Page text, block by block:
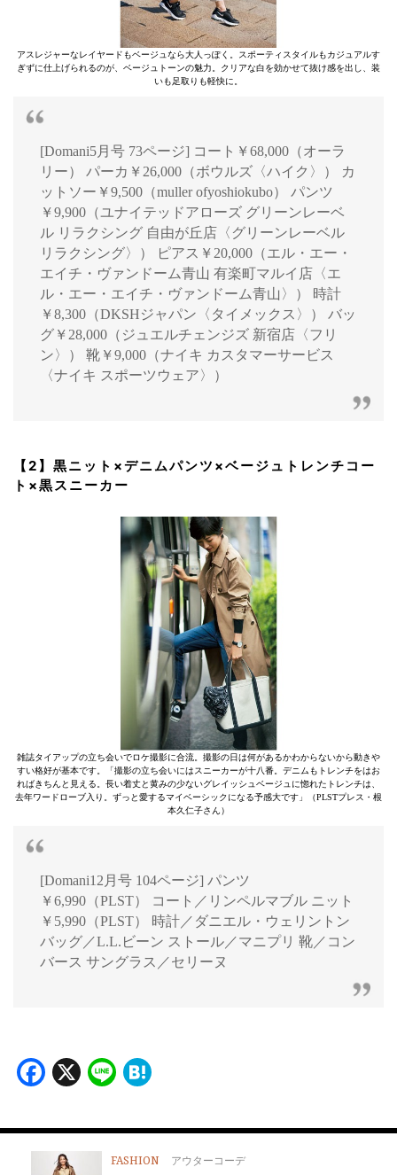
アスレジャーなレイヤードもベージュなら大人っぽく。スポーティスタイルもカジュアルす
ぎずに仕上げられるのが、ベージュトーンの魅力。クリアな白を効かせて抜け感を出し、装
いも足取りも軽快に。
[Domani5月号 73ページ] コート￥68,000（オーラ
リー） パーカ￥26,000（ボウルズ〈ハイク〉） カ
ットソー￥9,500（muller ofyoshiokubo） パンツ
￥9,900（ユナイテッドアローズ グリーンレーベ
ル リラクシング 自由が丘店〈グリーンレーベル
リラクシング〉） ピアス￥20,000（エル・エー・
エイチ・ヴァンドーム青山 有楽町マルイ店〈エ
ル・エー・エイチ・ヴァンドーム青山〉） 時計
￥8,300（DKSHジャパン〈タイメックス〉） バッ
グ￥28,000（ジュエルチェンジズ 新宿店〈フリ
ン〉） 靴￥9,000（ナイキ カスタマーサービス
〈ナイキ スポーツウェア〉）
【2】黒ニット×デニムパンツ×ベージュトレンチコー
ト×黒スニーカー
雑誌タイアップの立ち会いでロケ撮影に合流。撮影の日は何があるかわからないから動きや
すい格好が基本です。「撮影の立ち会いにはスニーカーが十八番。デニムもトレンチをはお
ればきちんと見える。長い着丈と黄みの少ないグレイッシュベージュに惚れたトレンチは、
去年ワードローブ入り。ずっと愛するマイベーシックになる予感大です」（PLSTプレス・根
本久仁子さん）
[Domani12月号 104ページ] パンツ
￥6,990（PLST） コート／リンペルマブル ニット
￥5,990（PLST） 時計／ダニエル・ウェリントン
バッグ／L.L.ビーン ストール／マニプリ 靴／コン
バース サングラス／セリーヌ
Facebook
X Line
FASHION アウターコーデ